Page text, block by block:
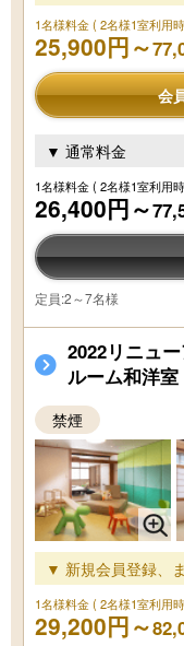
1名様料金( 2名様1室利用
25,900円～
会
▼ 通常料金
1名様料金( 2名様1室利用
26,400円～
定員:2～7名様
2022リニュ
ルーム和洋室
禁煙
▼ 新規会員登録、
1名様料金( 2名様1室利用
29,200円～